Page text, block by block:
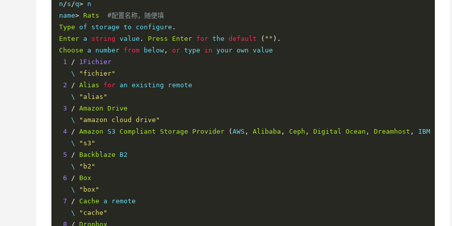
n/s/q> n
name> Rats
#配置名称，随便填
Type of storage to configure .
Enter a string value . Press Enter for the default ( "" ).
Choose a number from below , or type in your own value
1
/
1Fichier
   \
"fichier"
2
/ Alias for an existing remote
   \
"alias"
3
/ Amazon Drive
   \
"amazon cloud drive"
4 / Amazon S3 Compliant Storage Provider ( AWS , Alibaba , Ceph , Digital Ocean , Dreamhost , IBM COS
   \
"s3"
5
/ Backblaze B2
   \
"b2"
6
/
Box
   \
"box"
7
/ Cache a remote
   \
"cache"
8
/ Dropbox